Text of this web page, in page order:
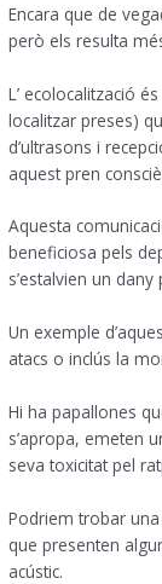
Encara que de
però els resulta
L’ ecolocalització
localitzar preses)
d’ultrasons i
aquest pren
Aquesta
beneficiosa pels
s’estalvien un dany
Un exemple
atacs o inclús la
Hi ha papallones
s’apropa, emeten
seva toxicitat pel
Podriem trobar
que presenten
acústic.